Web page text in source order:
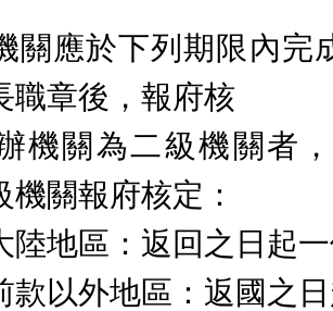
關應於下列期限內完
職章後，報府核
機關為二級機關者
機關報府核定：
陸地區：返回之日起
款以外地區：返國之